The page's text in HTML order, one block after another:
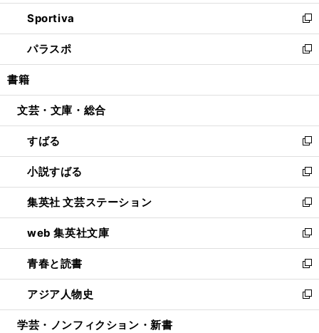
開
く
ン
ド
ウ
で
開
ウ
ィ
ン
ド
ウ
開
し
い
ウ
ィ
ン
ウ
開
く
Sportiva
新
し
い
ウ
ン
ウ
で
開
く
パラスポ
新
し
ウ
ン
ド
ウ
で
開
く
書籍
文芸・文庫・総合
すばる
新
し
い
ウ
ィ
ン
ド
ウ
で
開
く
小説すばる
新
し
い
ウ
ィ
ン
ド
ウ
で
開
集英社 文芸ステーション
新
し
い
ウ
ィ
ン
ド
ウ
web 集英社文庫
新
し
い
ウ
ィ
ン
青春と読書
新
し
い
ウ
アジア人物史
新
し
学芸・ノンフィクション・新書